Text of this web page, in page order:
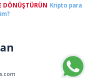
DÖNÜŞTÜRÜN Kripto para